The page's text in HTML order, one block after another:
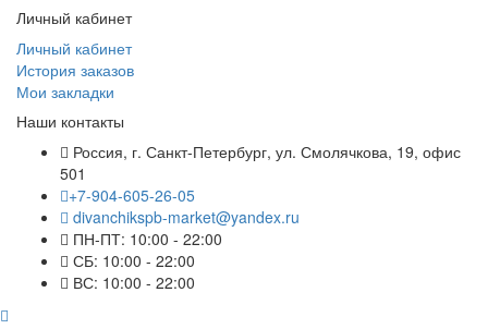
Личный кабинет
Личный кабинет
История заказов
Мои закладки
Наши контакты
Россия, г. Санкт-Петербург, ул. Смолячкова, 19, офис
501
+7-904-605-26-05
divanchikspb-market@yandex.ru
ПН-ПТ: 10:00 - 22:00
СБ: 10:00 - 22:00
ВС: 10:00 - 22:00